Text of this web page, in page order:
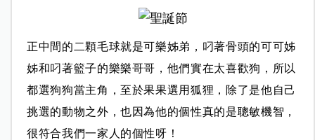
正中間的二顆毛球就是可樂姊弟，叼著骨頭的可可姊
姊和叼著籃子的樂樂哥哥，他們實在太喜歡狗，所以
都選狗狗當主角，至於果果選用狐狸，除了是他自己
挑選的動物之外，也因為他的個性真的是聰敏機智，
很符合我們一家人的個性呀！